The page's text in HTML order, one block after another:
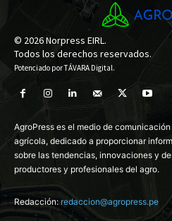
© 2026 Norpress EIRL.
Todos los derechos reservados.
Potenciado porTÁVARA Digital.
AgroPress es el medio de
agrícola, dedicado a proporcionar
sobre las tendencias, innovaciones y
productores y profesionales del agro.
Redacción:redaccion@agropress.pe